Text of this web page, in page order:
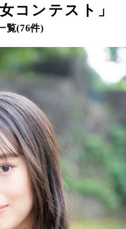
コンテスト 」
覧(76件)